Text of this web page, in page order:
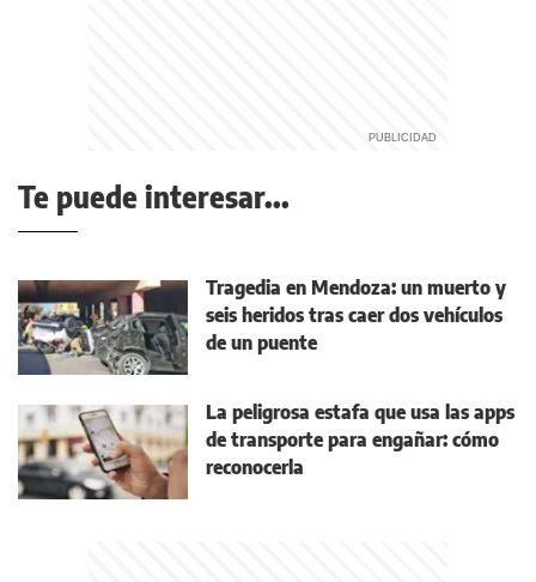
Te puede interesar...
Tragedia en Mendoza: un muerto y
seis heridos tras caer dos vehículos
de un puente
La peligrosa estafa que usa las apps
de transporte para engañar: cómo
reconocerla